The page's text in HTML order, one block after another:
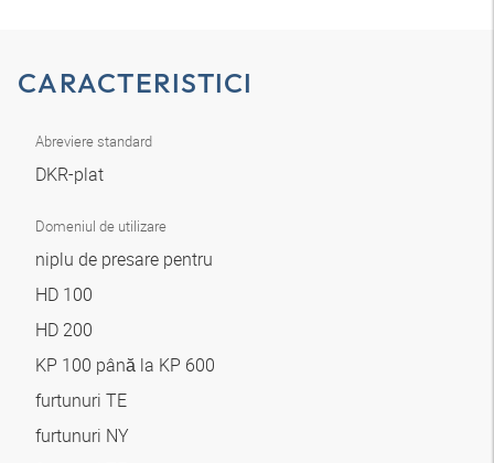
CARACTERISTICI
Abreviere standard
DKR-plat
Domeniul de utilizare
niplu de presare pentru
HD 100
HD 200
KP 100 până la KP 600
furtunuri TE
furtunuri NY